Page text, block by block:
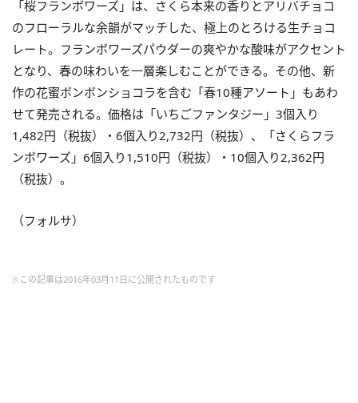
「桜フランボワーズ」は、さくら本来の香りとアリバチョコ
のフローラルな余韻がマッチした、極上のとろける生チョコ
レート。フランボワーズパウダーの爽やかな酸味がアクセント
となり、春の味わいを一層楽しむことができる。その他、新
作の花蜜ボンボンショコラを含む「春10種アソート」もあわ
せて発売される。価格は「いちごファンタジー」3個入り
1,482円（税抜）・6個入り2,732円（税抜）、「さくらフラ
ンボワーズ」6個入り1,510円（税抜）・10個入り2,362円
（税抜）。
（フォルサ）
※この記事は2016年03月11日に公開されたものです